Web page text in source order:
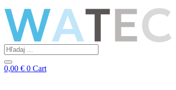
Search
...
0,00 € 0 Cart